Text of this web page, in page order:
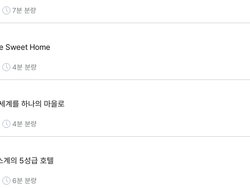
7분 분량
Sweet Home
4분 분량
계를 하나의 마을로
4분 분량
계의 5성급 호텔
6분 분량